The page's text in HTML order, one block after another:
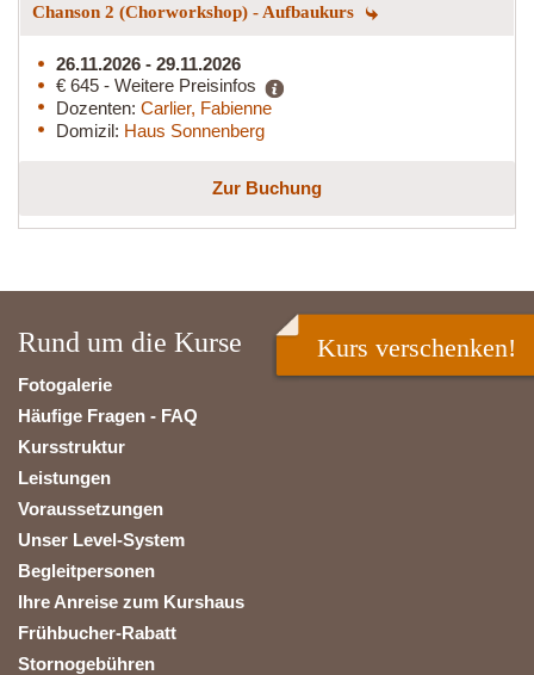
Chanson 2 (Chorworkshop) - Aufbaukurs
26.11.2026 - 29.11.2026
€ 645 - Weitere Preisinfos
Dozenten: Carlier, Fabienne
Domizil: Haus Sonnenberg
Zur Buchung
Rund um die Kurse
Fotogalerie
Häufige Fragen - FAQ
Kursstruktur
Leistungen
Voraussetzungen
Unser Level-System
Begleitpersonen
Ihre Anreise zum Kurshaus
Frühbucher-Rabatt
Stornogebühren
Kurs verschenken!